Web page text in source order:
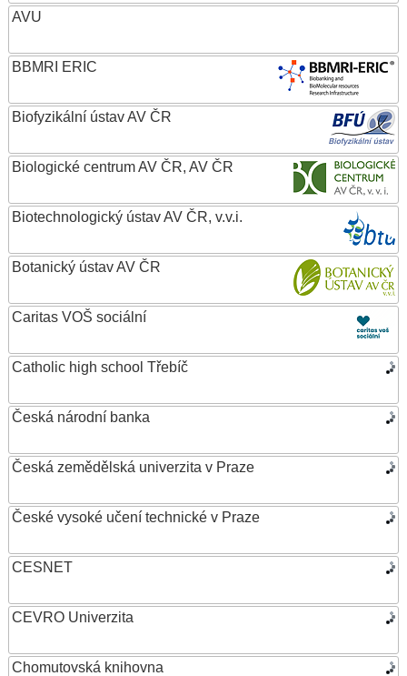
AVU
BBMRI ERIC
Biofyzikální ústav AV ČR
Biologické centrum AV ČR, AV ČR
Biotechnologický ústav AV ČR, v.v.i.
Botanický ústav AV ČR
Caritas VOŠ sociální
Catholic high school Třebíč
Česká národní banka
Česká zemědělská univerzita v Praze
České vysoké učení technické v Praze
CESNET
CEVRO Univerzita
Chomutovská knihovna